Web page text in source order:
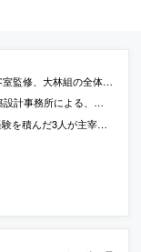
藤吾設計の名作を、村野数寄の精神に立ち返り設計することで、“未来につながる数寄屋建築”を目指す
とで、外からの視線を抑えながら各部屋が外部とつながるような開放感を生み出す
拡大に伴い設計スタッフ（経験者・新卒）を募集中